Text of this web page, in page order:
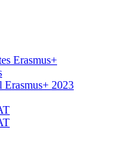
Erasmus+
Erasmus+ 2023